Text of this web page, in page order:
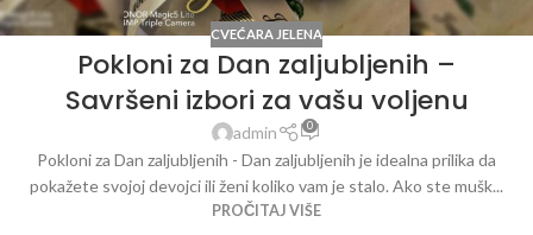
CVEĆARA JELENA
Pokloni za Dan zaljubljenih –
Savršeni izbori za vašu voljenu
admin 0
Pokloni za Dan zaljubljenih - Dan zaljubljenih je idealna prilika da
pokažete svojoj devojci ili ženi koliko vam je stalo. Ako ste mušk...
PROČITAJ VIŠE